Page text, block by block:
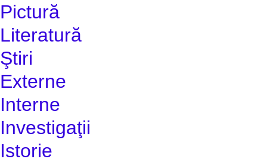
Pictură
Literatură
Ştiri
Externe
Interne
Investigaţii
Istorie